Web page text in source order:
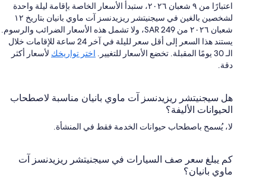
اعتبارًا من ٩ شعبان ٢٠٢٦، ستبدأ الأسعار الخاصة بإقامة ليلة واحدة
لشخصين بالغين في سيجنيتشر ريزيدنسز آت ماوي بانيان بتاريخ ١٢
شعبان ٢٠٢٦ من SAR 249، ولا تشمل هذه الأسعار الضرائب والرسوم.
يستند هذا السعر إلى أقل سعر لليلة في آخر 24 ساعة للإقامات خلال
الـ 30 يومًا المقبلة. تخضع الأسعار للتغيير.
اختر تواريخك لأسعار أكثر
دقة.
هل سيجنيتشر ريزيدنسز آت ماوي بانيان مناسبة لاصطحاب
الحيوانات الأليفة؟
لا، يُسمح باصطحاب حيوانات الخدمة فقط في المنشأة.
كم يبلغ سعر صف السيارات في سيجنيتشر ريزيدنسز آت
ماوي بانيان؟